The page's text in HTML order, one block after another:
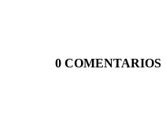
0 COMENTARIOS